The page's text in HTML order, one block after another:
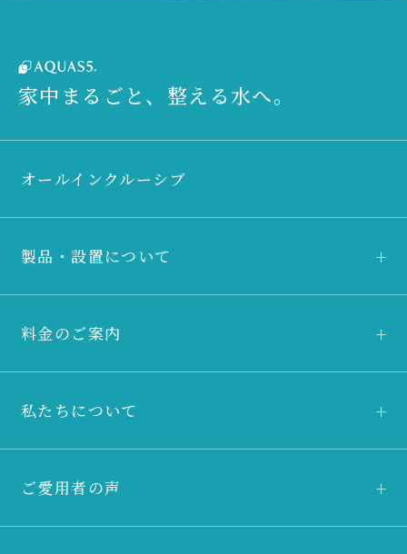
家中まるごと、整える水へ。
オールインクルーシブ
製品・設置について
料金のご案内
私たちについて
ご愛用者の声